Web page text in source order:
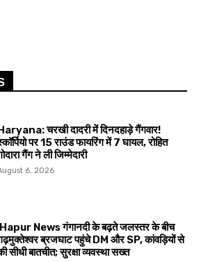
चरखी दादरी में दिनदहाड़े गैंगवार!
पर 15 राउंड फायरिंग में 7 घायल, रोहित
गैंग ने ली जिम्मेदारी
6, 2026
Hapur News गंगानदी के बढ़ते जलस्तर के बीच
ब्रजघाट पहुंचे DM और SP, कांवड़ियों से
सीधी बातचीत; सुरक्षा व्यवस्था सख्त